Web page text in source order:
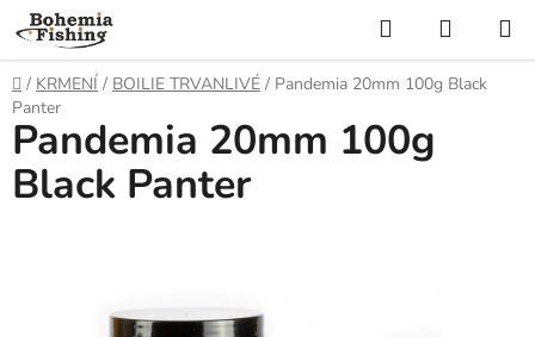
Přejít
na
obsah
Hledat
KOŠÍK
Domů
/ KRMENÍ / BOILIE TRVANLIVÉ / Pandemia 20mm 100g Black
Panter
Pandemia 20mm 100g
Black Panter